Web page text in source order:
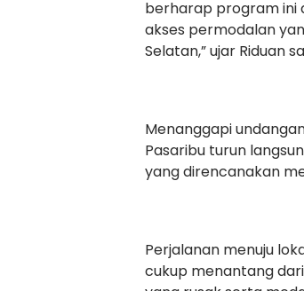
berharap program ini
akses permodalan
Selatan,” ujar Riduan
Menanggapi
Pasaribu turun
yang direncanakan
Perjalanan menuju
cukup menantang